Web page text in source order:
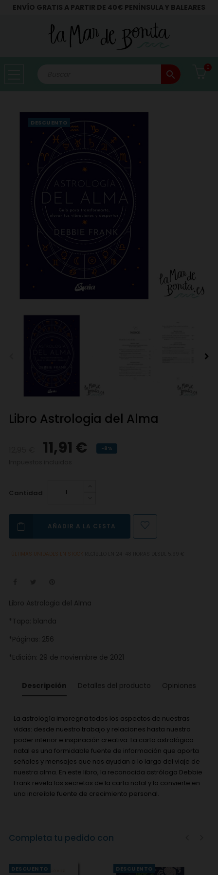
ENVÍO GRATIS A PARTIR DE 40€ PENÍNSULA Y BALEARES
search
0
DESCUENTO
Libro Astrologia del Alma
11,91 € -8%
Cantidad
AÑADIR A LA CESTA
ÚLTIMAS UNIDADES EN STOCK
Libro Astrologia del Alma
*Tapa: blanda
*Páginas: 256
*Edición: 29 de noviembre de 2021
Descripción Detalles del producto Opiniones
La astrología impregna todos los aspectos de nuestras
vidas: desde nuestro trabajo y relaciones hasta nuestro
poder interior e inspiración creativa. La carta astrológica
natal es una formidable fuente de información que aporta
señales y mensajes que nos ayudan a lo largo del viaje de
nuestra alma. En este libro, la reconocida astróloga Debbie
Frank revela los secretos de la carta natal y la convierte en
una increíble fuente de crecimiento personal.
Completa tu pedido con
DESCUENTO DESCUENTO